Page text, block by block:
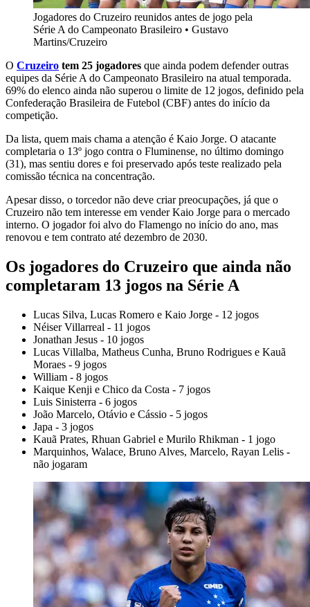
Jogadores do Cruzeiro reunidos antes de jogo pela
Série A do Campeonato Brasileiro • Gustavo
Martins/Cruzeiro
O Cruzeiro tem 25 jogadores que ainda podem defender outras
equipes da Série A do Campeonato Brasileiro na atual temporada.
69% do elenco ainda não superou o limite de 12 jogos, definido pela
Confederação Brasileira de Futebol (CBF) antes do início da
competição.
Da lista, quem mais chama a atenção é Kaio Jorge. O atacante
completaria o 13º jogo contra o Fluminense, no último domingo
(31), mas sentiu dores e foi preservado após teste realizado pela
comissão técnica na concentração.
Apesar disso, o torcedor não deve criar preocupações, já que o
Cruzeiro não tem interesse em vender Kaio Jorge para o mercado
interno. O jogador foi alvo do Flamengo no início do ano, mas
renovou e tem contrato até dezembro de 2030.
Os jogadores do Cruzeiro que ainda não
completaram 13 jogos na Série A
Lucas Silva, Lucas Romero e Kaio Jorge - 12 jogos
Néiser Villarreal - 11 jogos
Jonathan Jesus - 10 jogos
Lucas Villalba, Matheus Cunha, Bruno Rodrigues e Kauã
Moraes - 9 jogos
William - 8 jogos
Kaique Kenji e Chico da Costa - 7 jogos
Luis Sinisterra - 6 jogos
João Marcelo, Otávio e Cássio - 5 jogos
Japa - 3 jogos
Kauã Prates, Rhuan Gabriel e Murilo Rhikman - 1 jogo
Marquinhos, Walace, Bruno Alves, Marcelo, Rayan Lelis -
não jogaram